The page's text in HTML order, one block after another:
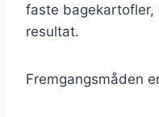
faste
resultat.
Fremgangsmåden